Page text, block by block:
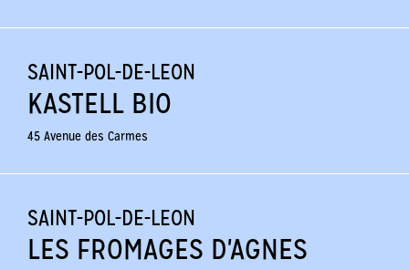
SAINT-POL-DE-LEON
KASTELL BIO
45 Avenue des Carmes
SAINT-POL-DE-LEON
LES FROMAGES D'AGNES